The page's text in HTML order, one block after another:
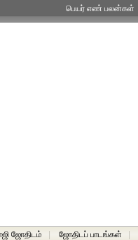
பெயர் எண் பலன்கள்
ஜோதிடம் ஜோதிடப் பாடங்கள்